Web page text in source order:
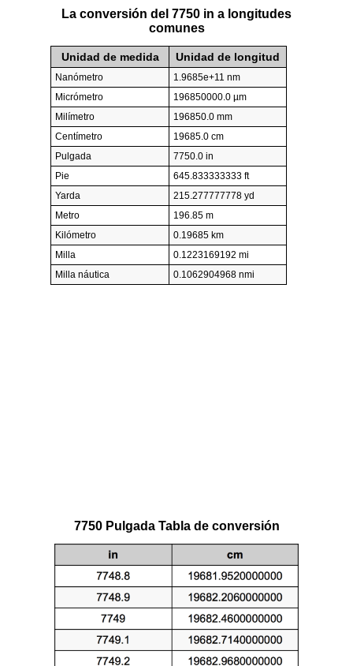
La conversión del 7750 in a longitudes
comunes
Unidad de medida Unidad de longitud
Nanómetro
1.9685e+11 nm
Micrómetro
196850000.0 µm
Milímetro
196850.0 mm
Centímetro
19685.0 cm
Pulgada
7750.0 in
Pie
645.833333333 ft
Yarda
215.277777778 yd
Metro
196.85 m
Kilómetro
0.19685 km
Milla
0.1223169192 mi
Milla náutica
0.1062904968 nmi
7750 Pulgada Tabla de conversión